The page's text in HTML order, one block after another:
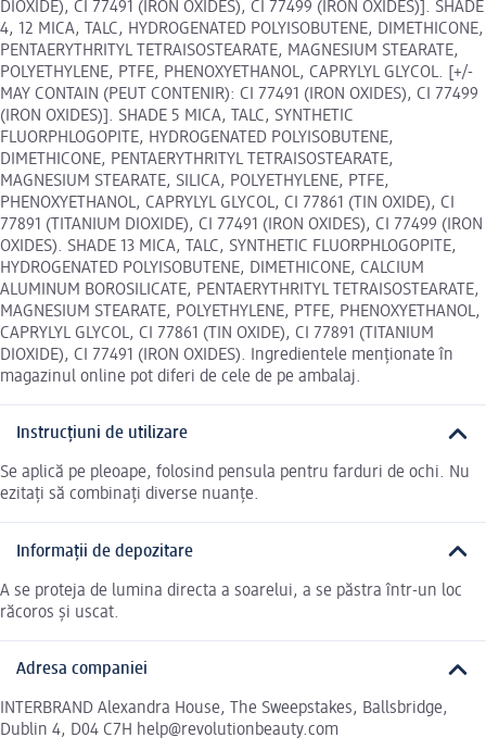
DIOXIDE), CI 77491 (IRON OXIDES), CI 77499 (IRON OXIDES)]. SHADE
4, 12 MICA, TALC, HYDROGENATED POLYISOBUTENE, DIMETHICONE,
PENTAERYTHRITYL TETRAISOSTEARATE, MAGNESIUM STEARATE,
POLYETHYLENE, PTFE, PHENOXYETHANOL, CAPRYLYL GLYCOL. [+/-
MAY CONTAIN (PEUT CONTENIR): CI 77491 (IRON OXIDES), CI 77499
(IRON OXIDES)]. SHADE 5 MICA, TALC, SYNTHETIC
FLUORPHLOGOPITE, HYDROGENATED POLYISOBUTENE,
DIMETHICONE, PENTAERYTHRITYL TETRAISOSTEARATE,
MAGNESIUM STEARATE, SILICA, POLYETHYLENE, PTFE,
PHENOXYETHANOL, CAPRYLYL GLYCOL, CI 77861 (TIN OXIDE), CI
77891 (TITANIUM DIOXIDE), CI 77491 (IRON OXIDES), CI 77499 (IRON
OXIDES). SHADE 13 MICA, TALC, SYNTHETIC FLUORPHLOGOPITE,
HYDROGENATED POLYISOBUTENE, DIMETHICONE, CALCIUM
ALUMINUM BOROSILICATE, PENTAERYTHRITYL TETRAISOSTEARATE,
MAGNESIUM STEARATE, POLYETHYLENE, PTFE, PHENOXYETHANOL,
CAPRYLYL GLYCOL, CI 77861 (TIN OXIDE), CI 77891 (TITANIUM
DIOXIDE), CI 77491 (IRON OXIDES). Ingredientele menționate în
magazinul online pot diferi de cele de pe ambalaj.
Instrucțiuni de utilizare
Se aplică pe pleoape, folosind pensula pentru farduri de ochi. Nu
ezitați să combinați diverse nuanțe.
Informații de depozitare
A se proteja de lumina directa a soarelui, a se păstra într-un loc
răcoros și uscat.
Adresa companiei
INTERBRAND Alexandra House, The Sweepstakes, Ballsbridge,
Dublin 4, D04 C7H help@revolutionbeauty.com